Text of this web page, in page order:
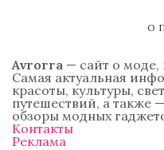
О
Avrorra — сайт о моде,
Самая актуальная
красоты, культуры,
путешествий, а также
обзоры модных
Контакты
Реклама